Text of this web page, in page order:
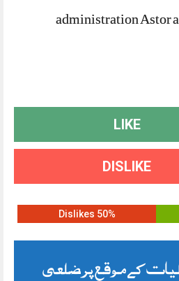
administration Astor
LIKE
DISLIKE
50% Dislikes
کے موقع پر ضلعی